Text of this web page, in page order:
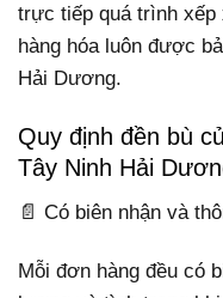
trực tiếp quá trình
hàng hóa luôn được
Hải Dương.
Quy định đền bù
Tây Ninh Hải
📄 Có biên nhận và
Mỗi đơn hàng đều có